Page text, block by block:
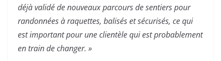
déjà validé de nouveaux parcours de sentiers pour
randonnées à raquettes, balisés et sécurisés, ce qui
est important pour une clientèle qui est probablement
en train de changer. »